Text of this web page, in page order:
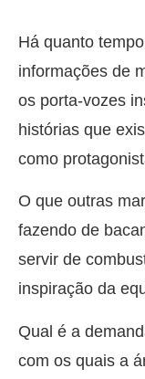
Há quanto
informações de
os porta-vozes
histórias que
como
O que outras
fazendo de
servir de
inspiração da
Qual é a
com os quais a